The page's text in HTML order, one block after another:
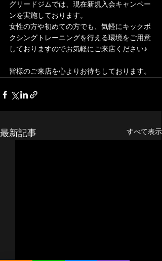
グリードジムでは、現在新規入会キャンペー
ンを実施しております。
女性の方や初めての方でも、気軽にキックボ
クシングトレーニングを行える環境をご用意
しておりますのでお気軽にご来店ください♪
皆様のご来店を心よりお待ちしております。
最新記事 すべて表示